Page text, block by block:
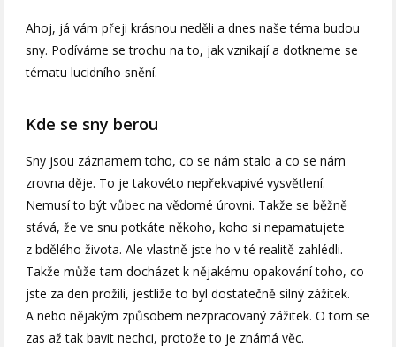
Ahoj, já vám přeji krásnou neděli a dnes naše téma budou
sny. Podíváme se trochu na to, jak vznikají a dotkneme se
tématu lucidního snění.
Kde se sny berou
Sny jsou záznamem toho, co se nám stalo a co se nám
zrovna děje. To je takovéto nepřekvapivé vysvětlení.
Nemusí to být vůbec na vědomé úrovni. Takže se běžně
stává, že ve snu potkáte někoho, koho si nepamatujete
z bdělého života. Ale vlastně jste ho v té realitě zahlédli.
Takže může tam docházet k nějakému opakování toho, co
jste za den prožili, jestliže to byl dostatečně silný zážitek.
A nebo nějakým způsobem nezpracovaný zážitek. O tom se
zas až tak bavit nechci, protože to je známá věc.